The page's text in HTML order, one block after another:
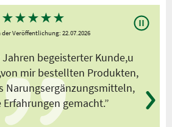
★★★★★
Veröffentlichung: 22.07.2026
begeisterter Kunde,u
mir bestellten Produkten,
Narungsergänzungsmitteln,
gemacht.”